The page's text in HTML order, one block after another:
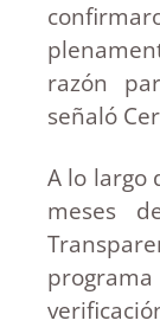
razón
señaló
A lo largo
meses